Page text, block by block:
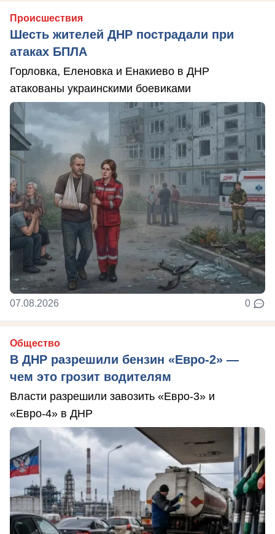
Происшествия
Шесть жителей ДНР пострадали при
атаках БПЛА
Горловка, Еленовка и Енакиево в ДНР
атакованы украинскими боевиками
07.08.2026 0
Общество
В ДНР разрешили бензин «Евро-2» —
чем это грозит водителям
Власти разрешили завозить «Евро-3» и
«Евро-4» в ДНР